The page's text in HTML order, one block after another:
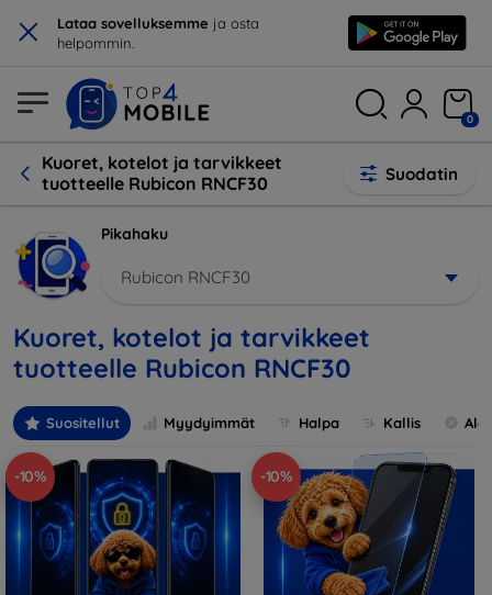
× Lataa sovelluksemme ja osta
helpommin.
0
Kuoret, kotelot ja tarvikkeet
tuotteelle Rubicon RNCF30
Suodatin
Pikahaku
Rubicon RNCF30
Kuoret, kotelot ja tarvikkeet
tuotteelle Rubicon RNCF30
Suositellut Myydyimmät Halpa Kallis
-10% -10%